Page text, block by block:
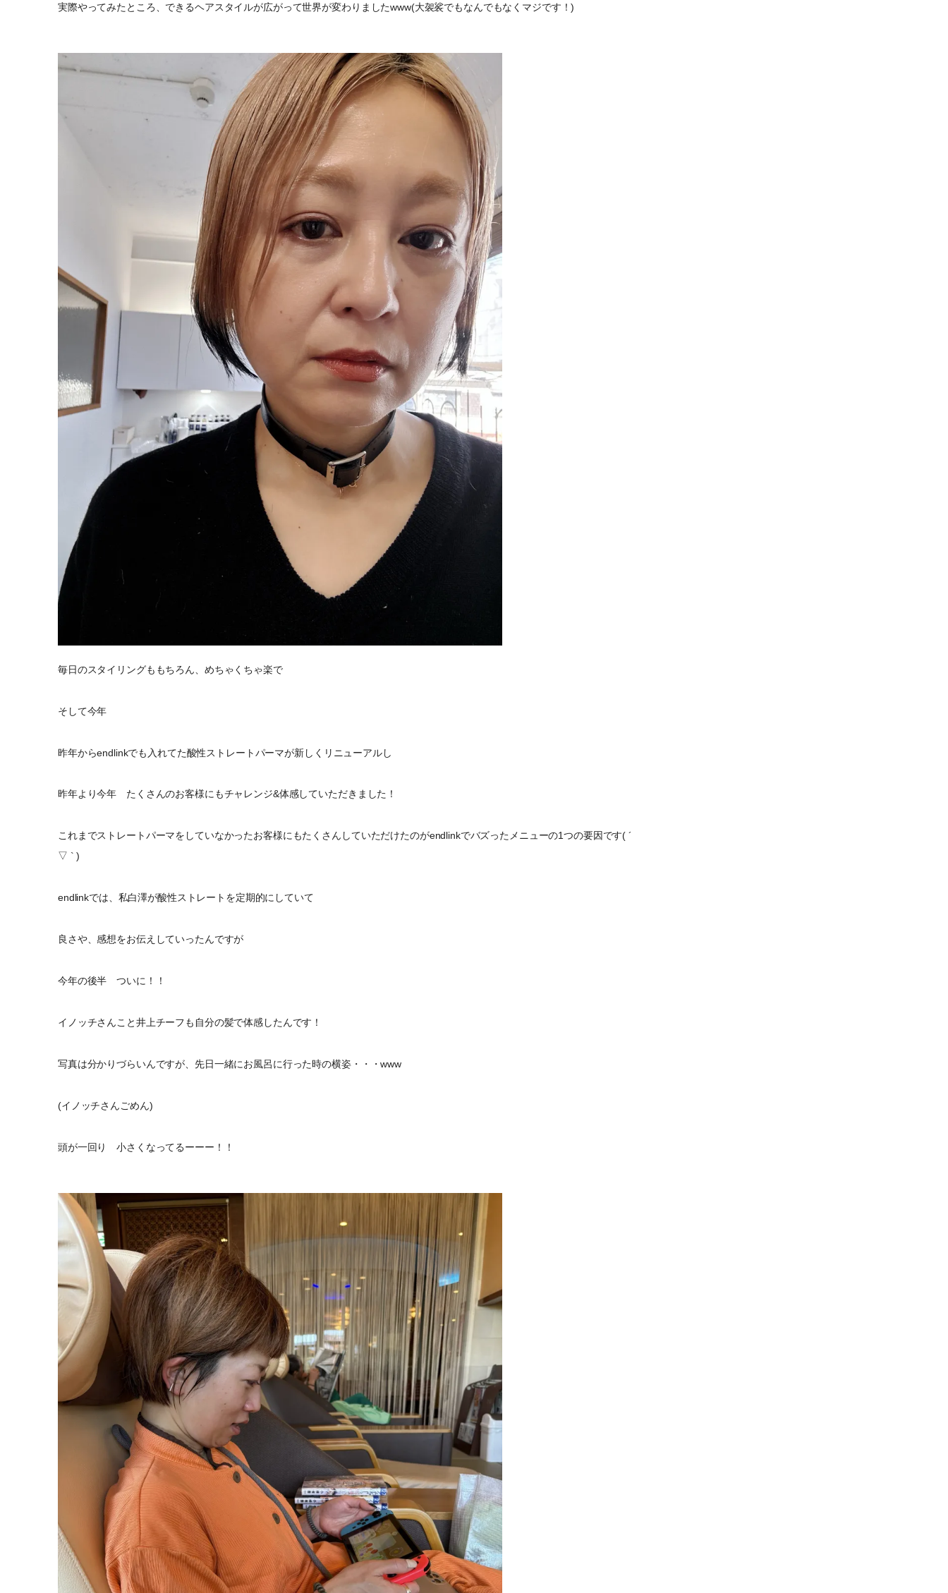
実際やってみたところ、できるヘアスタイルが広がって世界が変わりましたwww(大袈裟でもなんでもなくマジです！)
毎日のスタイリングももちろん、めちゃくちゃ楽で
そして今年
昨年からendlinkでも入れてた酸性ストレートパーマが新しくリニューアルし
昨年より今年 たくさんのお客様にもチャレンジ&体感していただきました！
これまでストレートパーマをしていなかったお客様にもたくさんしていただけたのがendlinkでバズったメニューの1つの要因です( ´
▽ ` )
endlinkでは、私白澤が酸性ストレートを定期的にしていて
良さや、感想をお伝えしていったんですが
今年の後半 ついに！！
イノッチさんこと井上チーフも自分の髪で体感したんです！
写真は分かりづらいんですが、先日一緒にお風呂に行った時の横姿・・・www
(イノッチさんごめん)
頭が一回り 小さくなってるーーー！！